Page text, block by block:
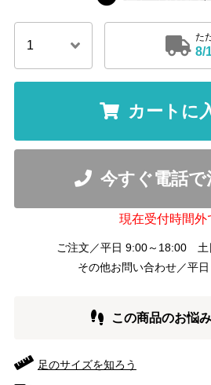
た
8/
カートに
今すぐ電話で
現在受付時間外
ご注文／平日 9:00～18:00 土
その他お問い合わせ／平
この商品のお悩
足のサイズを知ろう